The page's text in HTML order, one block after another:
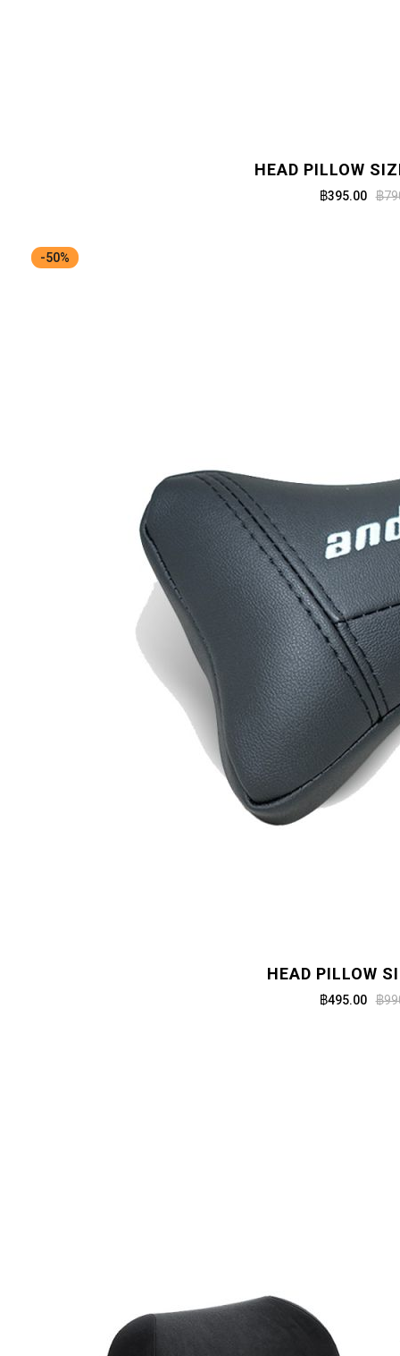
HEAD PILLOW
฿395.00 ฿
-50%
HEAD PILLOW
฿495.00 ฿